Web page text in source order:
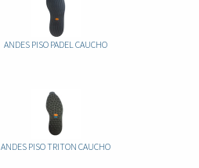
ANDES PISO PADEL CAUCHO
ANDES PISO TRITON CAUCHO